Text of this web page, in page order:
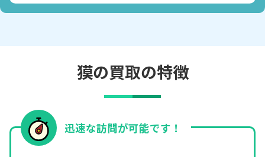
獏の買取の特徴
迅速な訪問が可能です！